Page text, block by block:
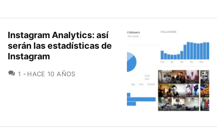
Instagram Analytics: así
serán las estadísticas de
Instagram
1 COMENTARIOS
HACE 10 AÑOS